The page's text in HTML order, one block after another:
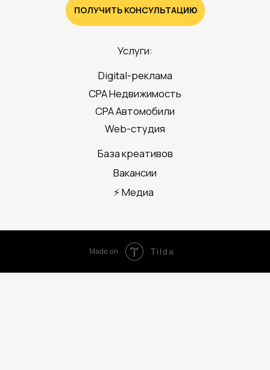
Made on Tilda